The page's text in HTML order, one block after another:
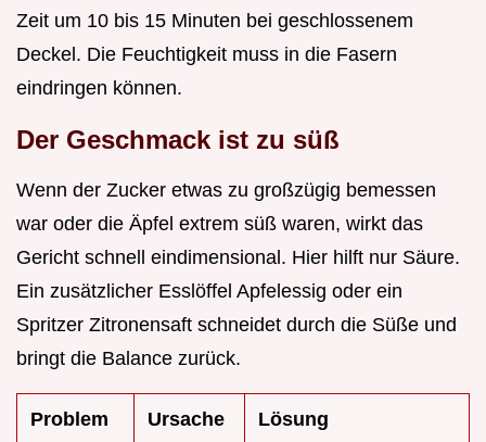
Zeit um 10 bis 15 Minuten bei geschlossenem
Deckel. Die Feuchtigkeit muss in die Fasern
eindringen können.
Der Geschmack ist zu süß
Wenn der Zucker etwas zu großzügig bemessen
war oder die Äpfel extrem süß waren, wirkt das
Gericht schnell eindimensional. Hier hilft nur Säure.
Ein zusätzlicher Esslöffel Apfelessig oder ein
Spritzer Zitronensaft schneidet durch die Süße und
bringt die Balance zurück.
Problem Ursache Lösung